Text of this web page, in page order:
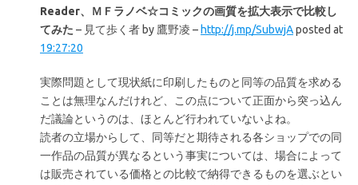
Reader、ＭＦラノベ☆コミックの画質を拡大表示で比較し
てみた – 見て歩く者 by 鷹野凌 – http://j.mp/SubwjAposted at
19:27:20
実際問題として現状紙に印刷したものと同等の品質を求める
ことは無理なんだけれど、この点について正面から突っ込ん
だ議論というのは、ほとんど行われていないよね。
読者の立場からして、同等だと期待される各ショップでの同
一作品の品質が異なるという事実については、場合によって
は販売されている価格との比較で納得できるものを選ぶとい